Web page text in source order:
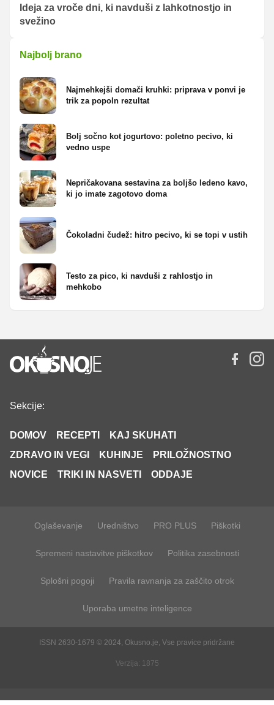
Ideja za vroče dni, ki navduši z lahkotnostjo in
svežino
Najbolj brano
Najmehkejši domači kruhki: priprava v ponvi je
trik za popoln rezultat
Bolj sočno kot jogurtovo: poletno pecivo, ki
vedno uspe
Nepričakovana sestavina za boljšo ledeno kavo,
ki jo imate zagotovo doma
Čokoladni čudež: hitro pecivo, ki se topi v ustih
Testo za pico, ki navduši z rahlostjo in
mehkobo
Sekcije:
DOMOV RECEPTI
KAJ SKUHATI
ZDRAVO IN VEGI
KUHINJE
PRILOŽNOSTNO
NOVICE
TRIKI IN NASVETI ODDAJE
Oglaševanje Uredništvo PRO PLUS Piškotki
Spremeni nastavitve piškotkov Politika zasebnosti
Splošni pogoji Pravila ravnanja za zaščito otrok
Uporaba umetne inteligence
ISSN 2630-1679 © 2024, Okusno.je, Vse pravice pridržane
Verzija: 1875